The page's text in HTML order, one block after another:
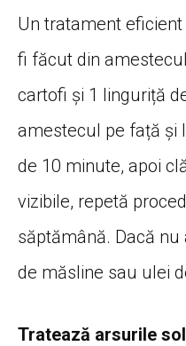
Un tratament
fi făcut din
cartofi și 1 linguriță
amestecul pe față și
de 10 minute, apoi
vizibile, repetă
săptămână. Dacă
de măsline sau ulei
Tratează arsurile